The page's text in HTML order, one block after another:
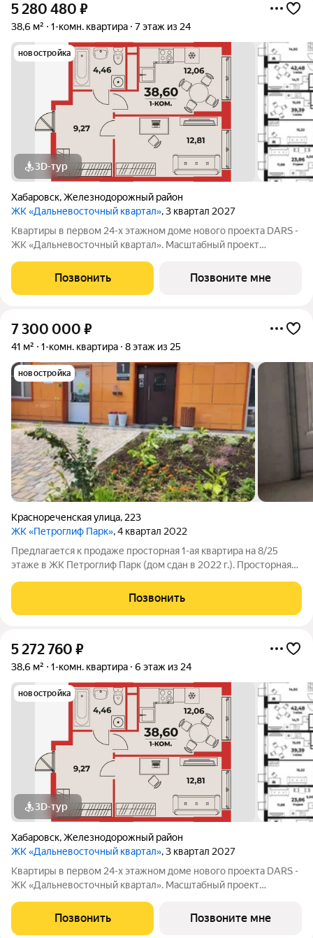
5 280 480 ₽
38,6 м² 1-комн. квартира 7 этаж из 24
новостройка
3D-тур
Хабаровск,Железнодорожный район
ЖК «Дальневосточный квартал», 3 квартал 2027
Квартиры в первом 24-х этажном доме нового проекта DARS -
ЖК «Дальневосточный квартал». Масштабный проект
представление о доступном и комфортном жилье в
Хабаровске. Это не просто точечная застройка, а
Позвонить Позвоните мне
7 300 000 ₽
41 м² 1-комн. квартира 8 этаж из 25
новостройка
Краснореченская улица, 223
ЖК «Петроглиф Парк», 4 квартал 2022
Предлагается к продаже просторная 1-ая квартира на 8/25
этаже в ЖК Петроглиф Парк (дом сдан в 2022 г.). Просторная
площади комната и лоджия больше 6 кв.м. с витражным
остеклением и красивым
Позвонить
5 272 760 ₽
38,6 м² 1-комн. квартира 6 этаж из 24
новостройка
3D-тур
Хабаровск,Железнодорожный район
ЖК «Дальневосточный квартал», 3 квартал 2027
Квартиры в первом 24-х этажном доме нового проекта DARS -
ЖК «Дальневосточный квартал». Масштабный проект
представление о доступном и комфортном жилье в
Хабаровске. Это не просто точечная застройка, а
Позвонить Позвоните мне